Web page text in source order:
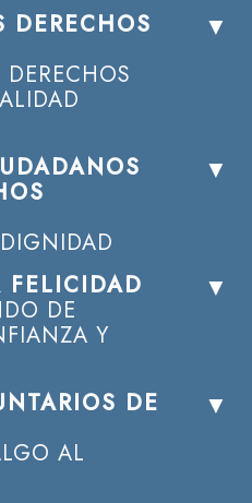
DERECHOS
DE
Y
DE
AL